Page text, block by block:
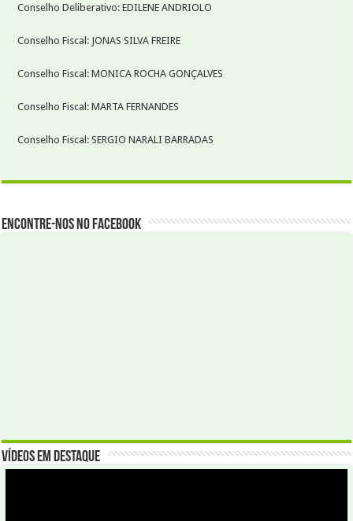
Conselho Deliberativo: EDILENE ANDRIOLO
Conselho Fiscal: JONAS SILVA FREIRE
Conselho Fiscal: MONICA ROCHA GONÇALVES
Conselho Fiscal: MARTA FERNANDES
Conselho Fiscal: SERGIO NARALI BARRADAS
Encontre-nos no Facebook
Vídeos em Destaque